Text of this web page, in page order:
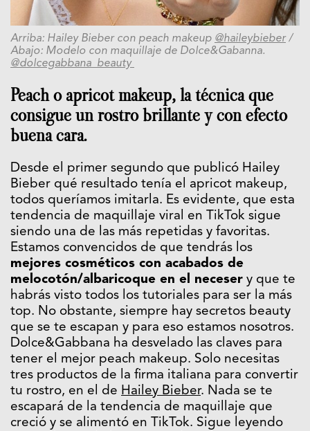
Arriba: Hailey Bieber con peach makeup @haileybieber/
Abajo: Modelo con maquillaje de Dolce&Gabanna.
@dolcegabbana_beauty
Peach o apricot makeup, la técnica que
consigue un rostro brillante y con efecto
buena cara.
Desde el primer segundo que publicó Hailey
Bieber qué resultado tenía el apricot makeup,
todos queríamos imitarla. Es evidente, que esta
tendencia de maquillaje viral en TikTok sigue
siendo una de las más repetidas y favoritas.
Estamos convencidos de que tendrás los
mejores cosméticos con acabados de
melocotón/albaricoque en el neceser y que te
habrás visto todos los tutoriales para ser la más
top. No obstante, siempre hay secretos beauty
que se te escapan y para eso estamos nosotros.
Dolce&Gabbana ha desvelado las claves para
tener el mejor peach makeup. Solo necesitas
tres productos de la firma italiana para convertir
tu rostro, en el de Hailey Bieber. Nada se te
escapará de la tendencia de maquillaje que
creció y se alimentó en TikTok. Sigue leyendo